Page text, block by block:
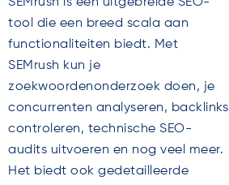
SEMrush is een uitgebreide SEO-
tool die een breed scala aan
functionaliteiten biedt. Met
SEMrush kun je
zoekwoordenonderzoek doen, je
concurrenten analyseren, backlinks
controleren, technische SEO-
audits uitvoeren en nog veel meer.
Het biedt ook gedetailleerde